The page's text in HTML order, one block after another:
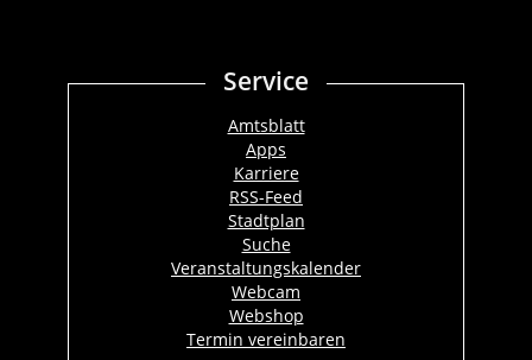
Service
Amtsblatt
Apps
Karriere
RSS-Feed
Stadtplan
Suche
Veranstaltungskalender
Webcam
Webshop
Termin vereinbaren